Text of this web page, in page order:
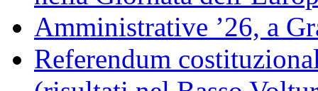
Amministrative ’26, a
Referendum